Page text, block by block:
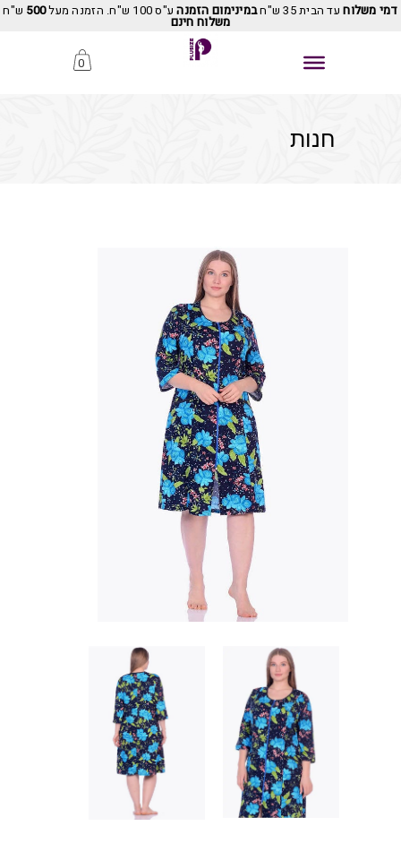
דמי משלוחעד הבית 35 ש"ח במינימום הזמנהע"ס 100 ש"ח. הזמנה מעל 500 ש"ח
משלוח חינם
0
חנות